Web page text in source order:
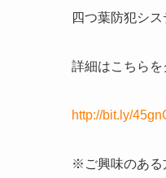
四つ葉防犯シ
詳細はこちらを
http://bit.ly/
※ご興味のある